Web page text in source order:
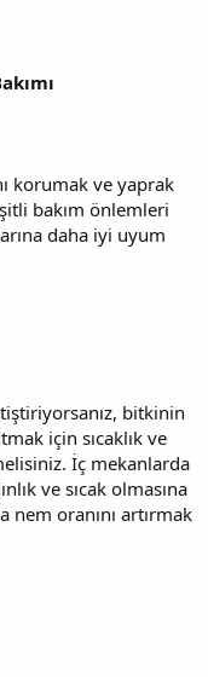
korumak ve yaprak
bakım önlemleri
daha iyi uyum
bitkinin
için sıcaklık ve
İç mekanlarda
ve sıcak olmasına
oranını artırmak